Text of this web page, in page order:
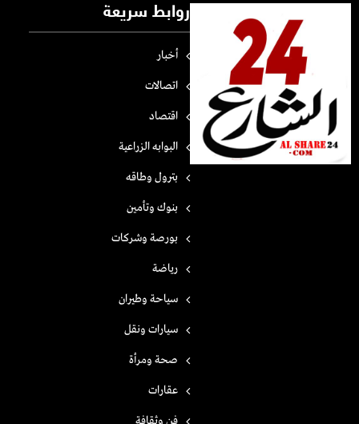
روابط سريعة
أخبار
اتصالات
اقتصاد
البوابه الزراعية
بترول وطاقه
بنوك وتأمين
بورصة وشركات
رياضة
سياحة وطيران
سيارات ونقل
صحة ومرأة
عقارات
فن وثقافة